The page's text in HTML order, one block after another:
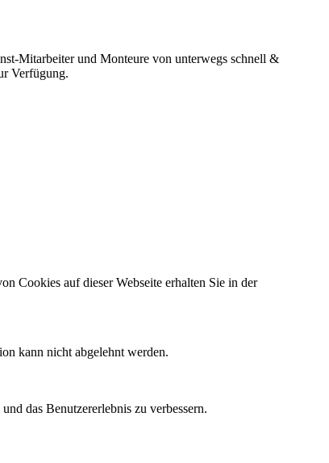
Mitarbeiter und Monteure von unterwegs schnell &
Verfügung.
Cookies auf dieser Webseite erhalten Sie in der
kann nicht abgelehnt werden.
das Benutzererlebnis zu verbessern.